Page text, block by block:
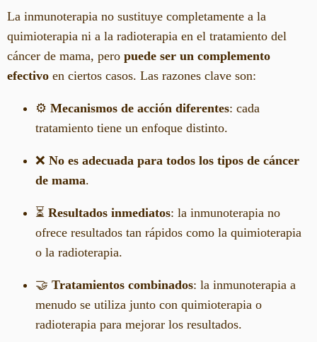
La inmunoterapia no sustituye completamente a la
quimioterapia ni a la radioterapia en el tratamiento del
cáncer de mama, pero puede ser un complemento
efectivo en ciertos casos. Las razones clave son:
⚙️ Mecanismos de acción diferentes: cada
tratamiento tiene un enfoque distinto.
❌ No es adecuada para todos los tipos de cáncer
de mama.
⏳ Resultados inmediatos: la inmunoterapia no
ofrece resultados tan rápidos como la quimioterapia
o la radioterapia.
🤝 Tratamientos combinados: la inmunoterapia a
menudo se utiliza junto con quimioterapia o
radioterapia para mejorar los resultados.